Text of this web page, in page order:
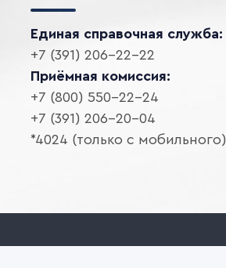
Единая справочная служба:
+7 (391) 206-22-22
Приёмная комиссия:
+7 (800) 550-22-24
+7 (391) 206-20-04
*4024 (только с мобильного)